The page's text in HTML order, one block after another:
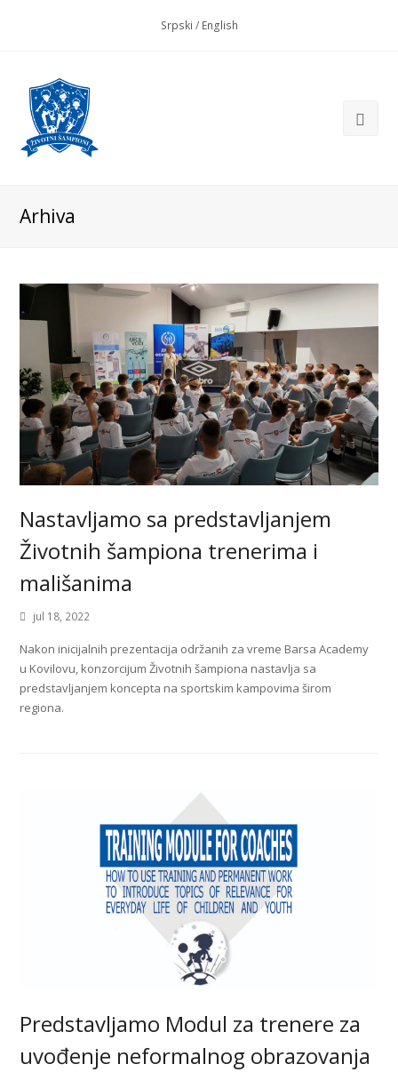
Srpski / English
Arhiva
Nastavljamo sa predstavljanjem
Životnih šampiona trenerima i
mališanima
jul 18, 2022
Nakon inicijalnih prezentacija održanih za vreme Barsa Academy
u Kovilovu, konzorcijum Životnih šampiona nastavlja sa
predstavljanjem koncepta na sportskim kampovima širom
regiona.
Predstavljamo Modul za trenere za
uvođenje neformalnog obrazovanja